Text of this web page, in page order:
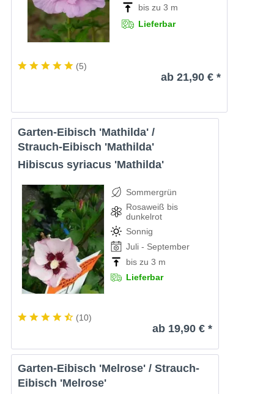
bis zu 3 m
Lieferbar
(5)
ab 21,90 € *
Garten-Eibisch 'Mathilda' /
Strauch-Eibisch 'Mathilda'
Hibiscus syriacus 'Mathilda'
Sommergrün
Rosaweiß bis
dunkelrot
Sonnig
Juli - September
bis zu 3 m
Lieferbar
(10)
ab 19,90 € *
Garten-Eibisch 'Melrose' / Strauch-
Eibisch 'Melrose'